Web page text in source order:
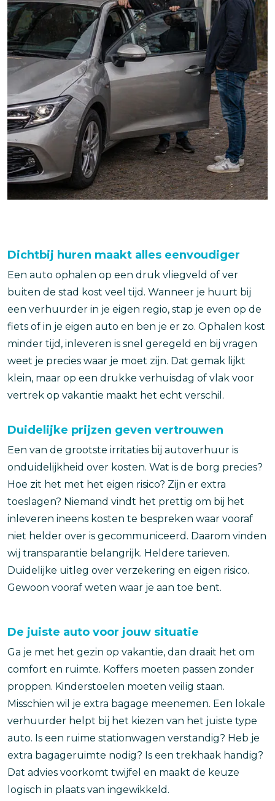
Dichtbij huren maakt alles eenvoudiger
Een auto ophalen op een druk vliegveld of ver
buiten de stad kost veel tijd. Wanneer je huurt bij
een verhuurder in je eigen regio, stap je even op de
fiets of in je eigen auto en ben je er zo. Ophalen kost
minder tijd, inleveren is snel geregeld en bij vragen
weet je precies waar je moet zijn. Dat gemak lijkt
klein, maar op een drukke verhuisdag of vlak voor
vertrek op vakantie maakt het echt verschil.
Duidelijke prijzen geven vertrouwen
Een van de grootste irritaties bij autoverhuur is
onduidelijkheid over kosten. Wat is de borg precies?
Hoe zit het met het eigen risico? Zijn er extra
toeslagen? Niemand vindt het prettig om bij het
inleveren ineens kosten te bespreken waar vooraf
niet helder over is gecommuniceerd. Daarom vinden
wij transparantie belangrijk. Heldere tarieven.
Duidelijke uitleg over verzekering en eigen risico.
Gewoon vooraf weten waar je aan toe bent.
De juiste auto voor jouw situatie
Ga je met het gezin op vakantie, dan draait het om
comfort en ruimte. Koffers moeten passen zonder
proppen. Kinderstoelen moeten veilig staan.
Misschien wil je extra bagage meenemen. Een lokale
verhuurder helpt bij het kiezen van het juiste type
auto. Is een ruime stationwagen verstandig? Heb je
extra bagageruimte nodig? Is een trekhaak handig?
Dat advies voorkomt twijfel en maakt de keuze
logisch in plaats van ingewikkeld.